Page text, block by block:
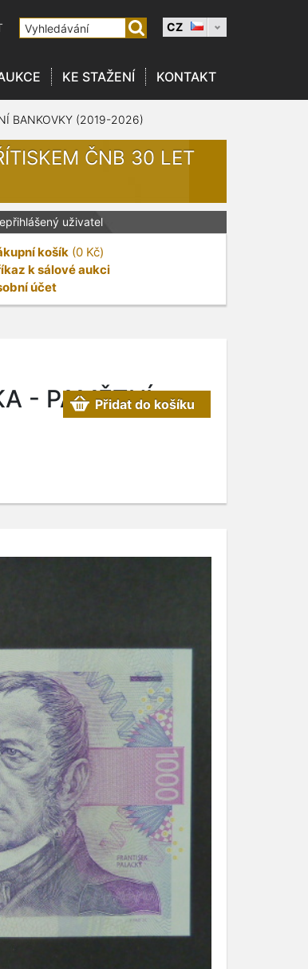
CZ
KE STAŽENÍ KONTAKT
BANKOVKY (2019-2026)
ČNB 30 LET
uživatel
košík (0 Kč)
k sálové aukci
účet
- PAMĚTNÍ
Přidat do košíku